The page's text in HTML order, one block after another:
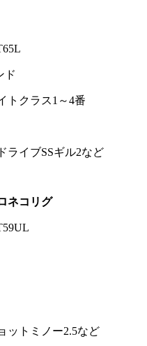
ド
トクラス1～4番
ライブSSギル2など
ネコリグ
ットミノー2.5など